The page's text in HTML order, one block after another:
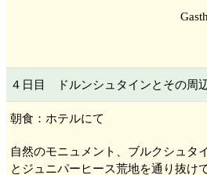
４日目 ドルンシュタインとその周
朝食：ホテルにて
自然のモニュメント、ブルクシュタ
とジュニパーヒース荒地を通り抜け